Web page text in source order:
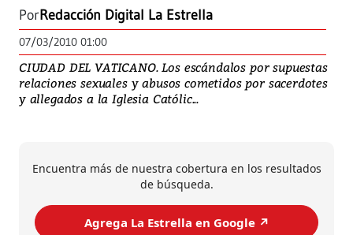
PorRedacción Digital La Estrella
07/03/2010 01:00
CIUDAD DEL VATICANO. Los escándalos por supuestas
relaciones sexuales y abusos cometidos por sacerdotes
y allegados a la Iglesia Católic...
Encuentra más de nuestra cobertura en los resultados
de búsqueda.
Agrega La Estrella en Google ↗️